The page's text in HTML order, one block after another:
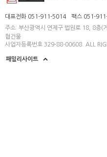
대표전화 051-911-5014 팩스 051-
주소: 부산광역시 연제구 법원로 18, 8층(
협건물
사업자등록번호 329-88-00608. ALL
패밀리사이트